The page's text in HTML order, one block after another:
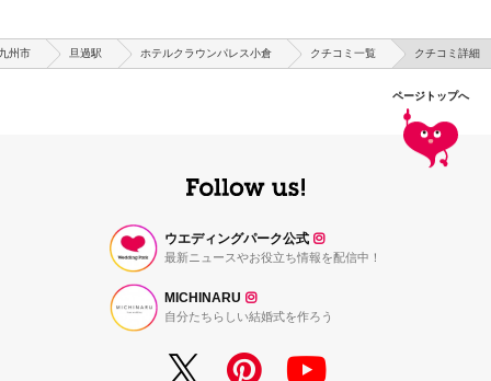
州市 旦過駅 ホテルクラウンパレス小倉 クチコミ一覧 クチコミ詳細
ページトップへ
ウエディングパーク公式
最新ニュースやお役立ち情報を配信中！
MICHINARU
自分たちらしい結婚式を作ろう